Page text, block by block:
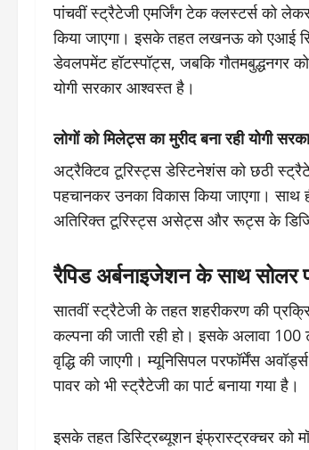
पांचवीं स्ट्रैटेजी एमर्जिंग टेक क्लस्टर्स को
किया जाएगा। इसके तहत लखनऊ को एआई
डेवलपमेंट हॉटस्पॉट्स, जबकि गौतमबुद्धनगर
योगी सरकार आश्वस्त है।
लोगों को मिलेट्स का मुरीद बना रही योगी
अट्रैक्टिव टूरिस्ट्स डेस्टिनेशंस को छठी
पहचानकर उनका विकास किया जाएगा।
अतिरिक्त टूरिस्ट्स असेट्स और रूट्स के
रैपिड अर्बनाइजेशन के साथ सोलर
सातवीं स्ट्रैटेजी के तहत शहरीकरण की
कल्पना की जाती रही हो। इसके अलावा
वृद्धि की जाएगी। म्यूनिसिपल परफॉर्मेंस
पावर को भी स्ट्रैटेजी का पार्ट बनाया गया है।
इसके तहत डिस्ट्रिब्यूशन इंफ्रास्ट्रक्चर को